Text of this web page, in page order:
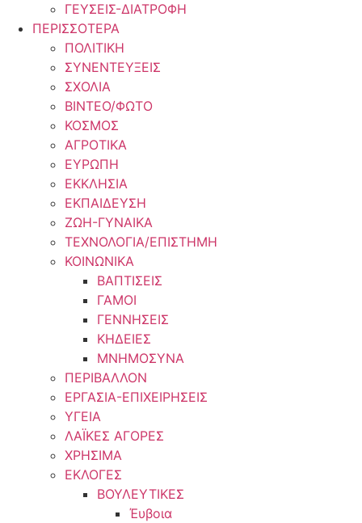
ΓΕΥΣΕΙΣ-ΔΙΑΤΡΟΦΗ
ΠΕΡΙΣΣΟΤΕΡΑ
ΠΟΛΙΤΙΚΗ
ΣΥΝΕΝΤΕΥΞΕΙΣ
ΣΧΟΛΙΑ
ΒΙΝΤΕΟ/ΦΩΤΟ
ΚΟΣΜΟΣ
ΑΓΡΟΤΙΚΑ
ΕΥΡΩΠΗ
ΕΚΚΛΗΣΙΑ
ΕΚΠΑΙΔΕΥΣΗ
ΖΩΗ-ΓΥΝΑΙΚΑ
ΤΕΧΝΟΛΟΓΙΑ/ΕΠΙΣΤΗΜΗ
ΚΟΙΝΩΝΙΚΑ
ΒΑΠΤΙΣΕΙΣ
ΓΑΜΟΙ
ΓΕΝΝΗΣΕΙΣ
ΚΗΔΕΙΕΣ
ΜΝΗΜΟΣΥΝΑ
ΠΕΡΙΒΑΛΛΟΝ
ΕΡΓΑΣΙΑ-ΕΠΙΧΕΙΡΗΣΕΙΣ
ΥΓΕΙΑ
ΛΑΪΚΕΣ ΑΓΟΡΕΣ
ΧΡΗΣΙΜΑ
ΕΚΛΟΓΕΣ
ΒΟΥΛΕΥΤΙΚΕΣ
Έυβοια